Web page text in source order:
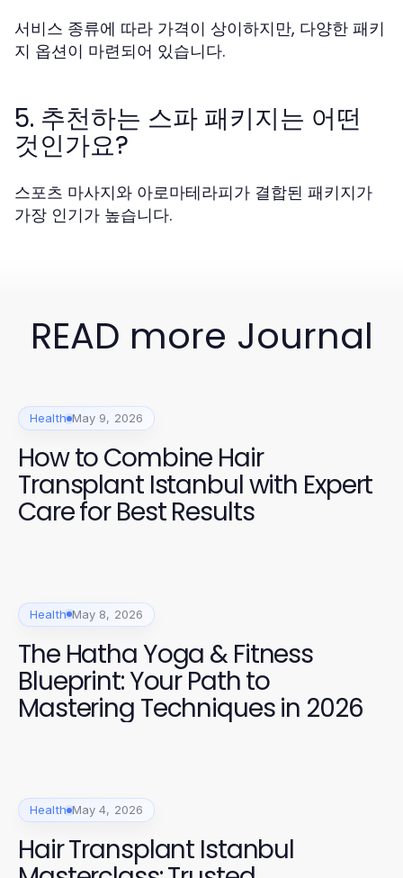
서비스 종류에 따라 가격이 상이하지만, 다양한 패키
지 옵션이 마련되어 있습니다.
5. 추천하는 스파 패키지는 어떤
것인가요?
스포츠 마사지와 아로마테라피가 결합된 패키지가
가장 인기가 높습니다.
READ more Journal
Health May 9, 2026
How to Combine Hair
Transplant Istanbul with Expert
Care for Best Results
Health May 8, 2026
The Hatha Yoga & Fitness
Blueprint: Your Path to
Mastering Techniques in 2026
Health May 4, 2026
Hair Transplant Istanbul